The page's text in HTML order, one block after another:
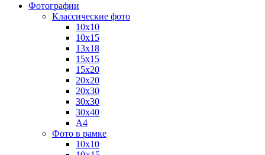
Фотографии
Классические фото
10х10
10х15
13х18
15х15
15х20
20х20
20х30
30х30
30х40
А4
Фото в рамке
10х10